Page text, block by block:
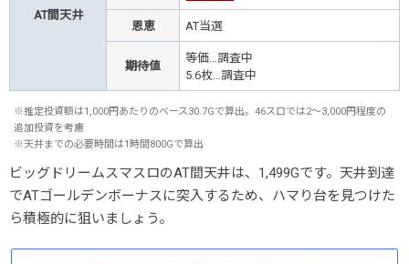
AT間天井
恩恵 AT当選
期待値
等価…調査中
5.6枚…調査中
※推定投資額は1,000円あたりのベース30.7Gで算出。46スロでは2～3,000円程度の
追加投資を考慮
※天井までの必要時間は1時間800Gで算出
ビッグドリームスマスロのAT間天井は、1,499Gです。天井到達
でATゴールデンボーナスに突入するため、ハマり台を見つけた
ら積極的に狙いましょう。